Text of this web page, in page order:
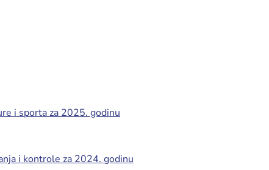
i sporta za 2025. godinu
i kontrole za 2024. godinu